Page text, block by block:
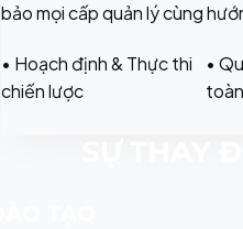
bảo mọi cấp quản lý cùng
• Hoạch định & Thực thi
chiến lược
•